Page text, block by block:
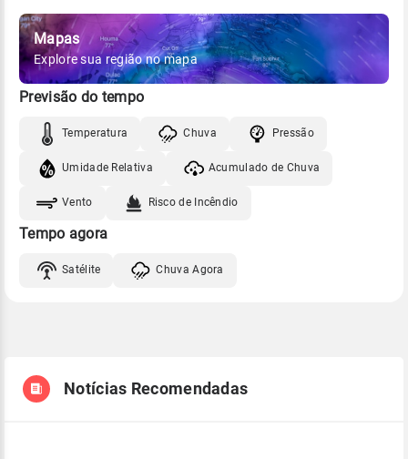
Mapas
Explore sua região no mapa
Previsão do tempo
Temperatura Chuva Pressão
Umidade Relativa Acumulado de Chuva
Vento Risco de Incêndio
Tempo agora
Satélite Chuva Agora
Notícias Recomendadas